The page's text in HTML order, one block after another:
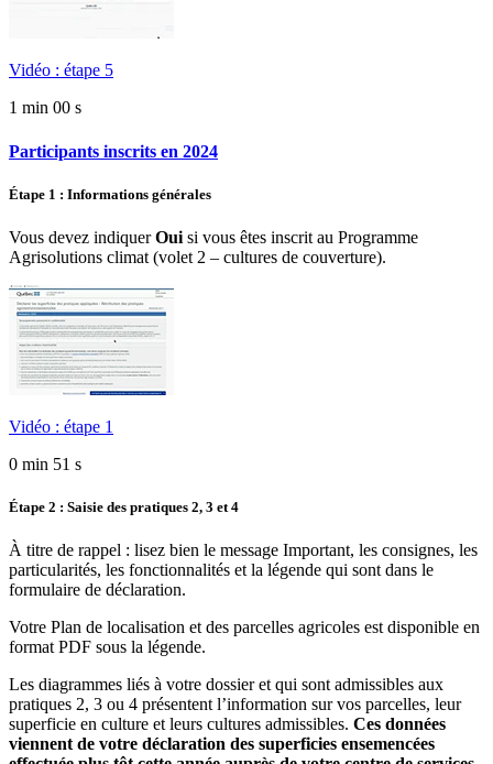
Vidéo : étape 5
1 min 00 s
Participants inscrits en 2024
Étape 1 : Informations générales
Vous devez indiquerOui si vous êtes inscrit au Programme
Agrisolutions climat (volet 2 – cultures de couverture).
Vidéo : étape 1
0 min 51 s
Étape 2 : Saisie des pratiques 2, 3 et 4
À titre de rappel : lisez bien le message Important, les consignes, les
particularités, les fonctionnalités et la légende qui sont dans le
formulaire de déclaration.
Votre Plan de localisation et des parcelles agricoles est disponible en
format PDF sous la légende.
Les diagrammes liés à votre dossier et qui sont admissibles aux
pratiques 2, 3 ou 4 présentent l’information sur vos parcelles, leur
superficie en culture et leurs cultures admissibles. Ces données
viennent de votre déclaration des superficies ensemencées